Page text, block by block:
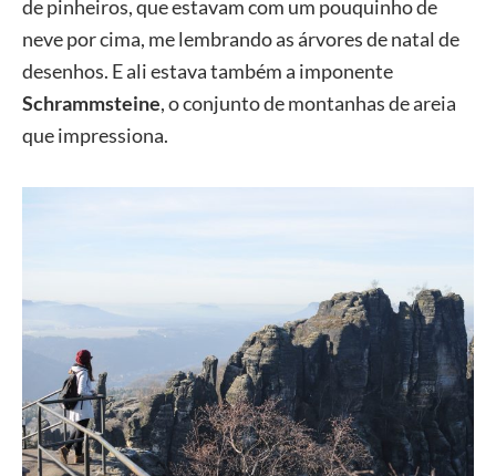
de pinheiros, que estavam com um pouquinho de
neve por cima, me lembrando as árvores de natal de
desenhos. E ali estava também a imponente
Schrammsteine, o conjunto de montanhas de areia
que impressiona.